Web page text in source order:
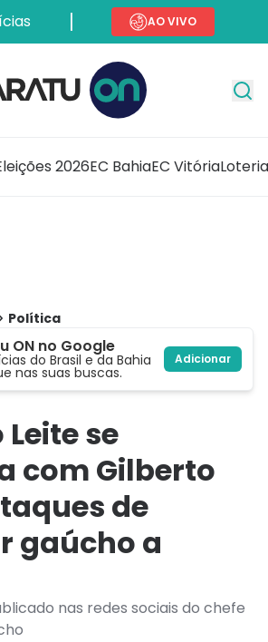
AO VIVO
2026EC BahiaEC Vitória
Política
ON no Google
do Brasil e da Bahia
nas suas buscas.
Adicionar
se
com Gilberto
de
gaúcho a
nas redes sociais do chefe